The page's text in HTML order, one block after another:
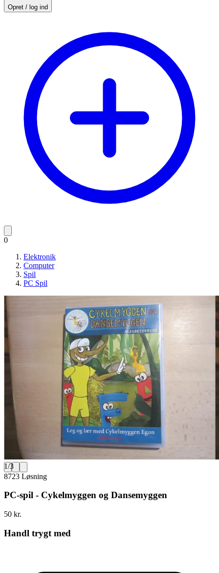
Opret / log ind
0
Elektronik
Computer
Spil
PC Spil
1/3
8723 Løsning
PC-spil - Cykelmyggen og Dansemyggen
50 kr.
Handl trygt med